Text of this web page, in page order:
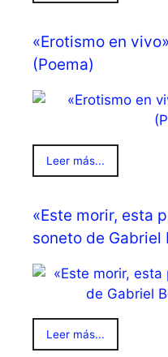
«Erotismo en
(Poema)
Leer más...
«Este morir, esta
soneto de Gabriel
Leer más...